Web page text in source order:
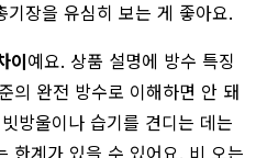
장을 유심히 보는 게 좋아요.
이예요. 상품 설명에 방수 특징
의 완전 방수로 이해하면 안 돼
방울이나 습기를 견디는 데는
한계가 있을 수 있어요. 비 오는